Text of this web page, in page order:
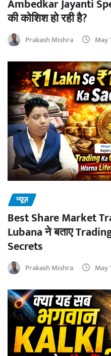
Ambedkar Jayanti
की कोशिश हो रही है?
Prakash Mishra May
न्यूज़
Best Share Market
Lubana ने बताए
Secrets
Prakash Mishra May